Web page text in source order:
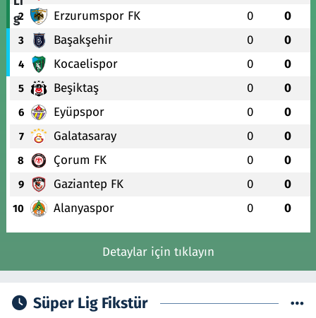
2 Erzurumspor FK 0 0
3 Başakşehir 0 0
4 Kocaelispor 0 0
5 Beşiktaş 0 0
6 Eyüpspor 0 0
7 Galatasaray 0 0
8 Çorum FK 0 0
9 Gaziantep FK 0 0
10 Alanyaspor 0 0
Detaylar için tıklayın
Süper Lig Fikstür